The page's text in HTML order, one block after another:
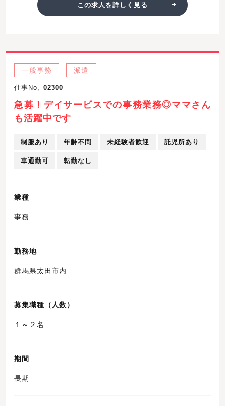
この求人を詳しく見る
一般事務 派遣
仕事No, 02300
急募！デイサービスでの事務業務◎ママさん
も活躍中です
制服あり 年齢不問 未経験者歓迎 託児所あり
車通勤可 転勤なし
業種
事務
勤務地
群馬県太田市内
募集職種（人数）
１～２名
期間
長期